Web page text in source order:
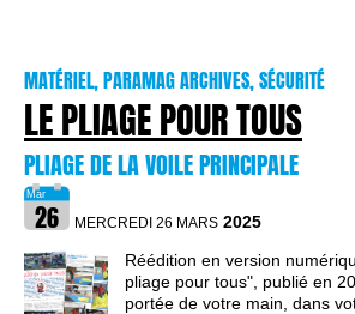
MATÉRIEL, PARAMAG ARCHIVES, SÉCURITÉ
LE PLIAGE POUR TOUS
PLIAGE DE LA VOILE PRINCIPALE
MERCREDI 26 MARS 2025
Réédition en version
pliage pour tous", publié en
portée de votre main, dans